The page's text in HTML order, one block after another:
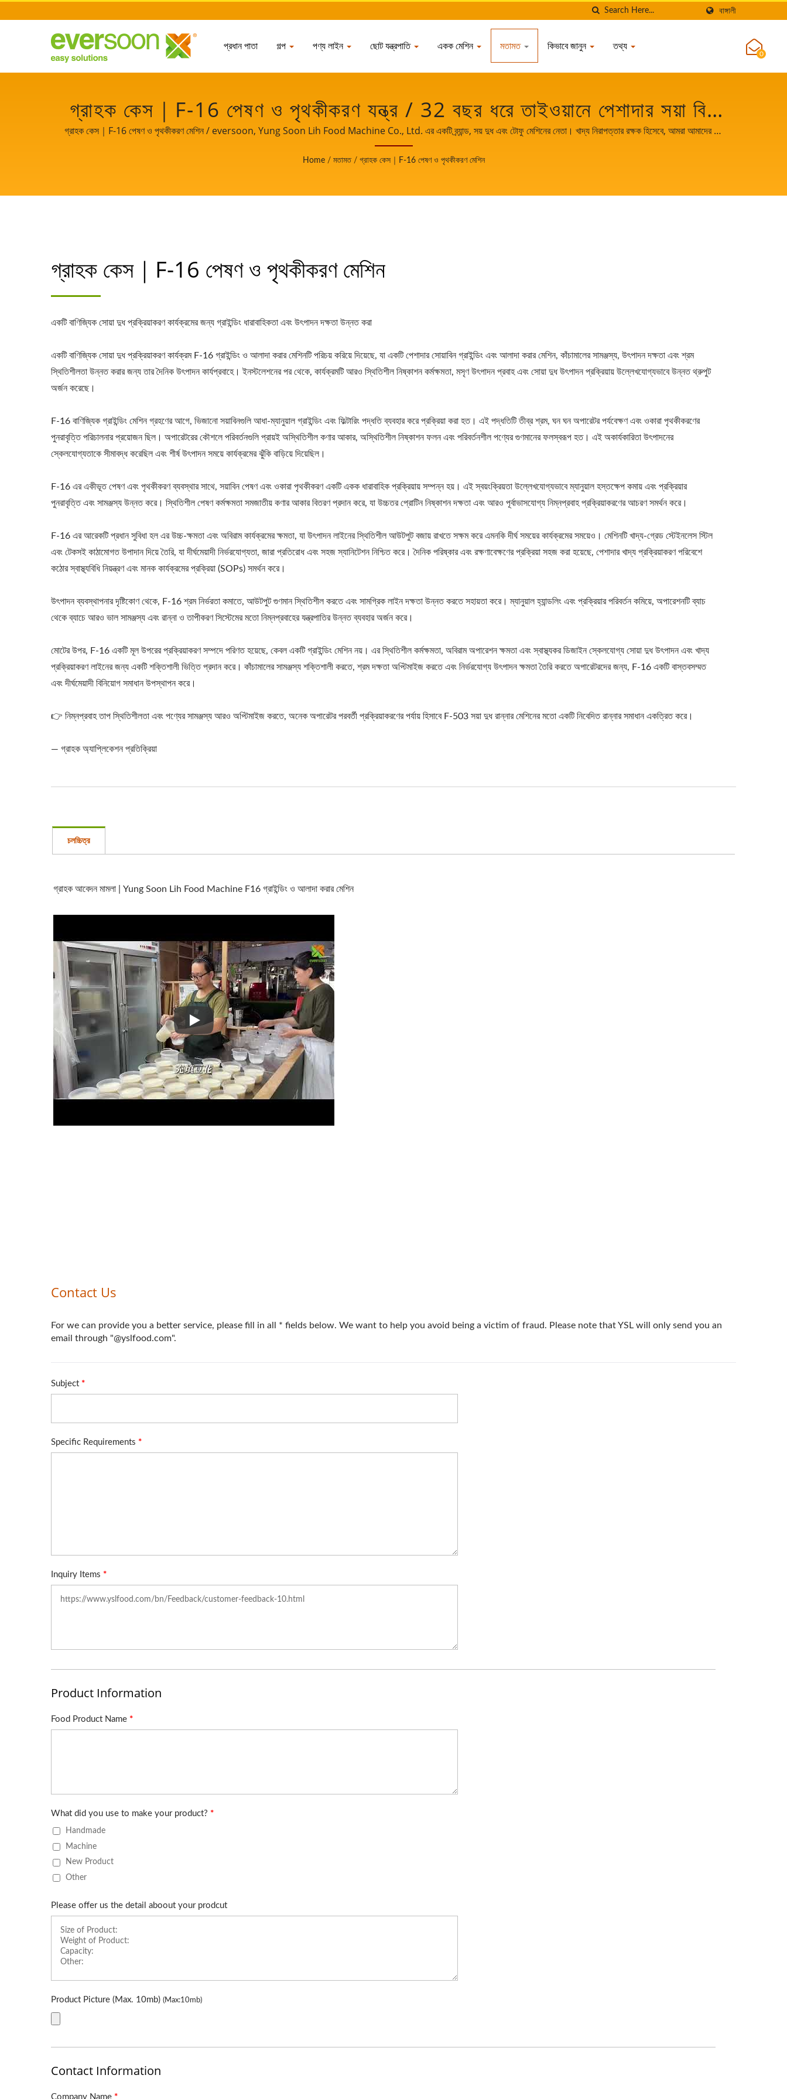
বাঙ্গালী
প্রধান পাতা গল্প পণ্য লাইন ছোট যন্ত্রপাতি একক মেশিন মতামত কিভাবে জানুন তথ্য
0
গ্রাহক কেস｜F-16 পেষণ ও পৃথকীকরণ যন্ত্র / 32 বছর ধরে তাইওয়ানে পেশাদার সয়া বিন
প্রক্রিয়াকরণ যন্ত্র সরবরাহকারী | YUNG SOON LIH FOOD MACHINE CO.,
LTD.
গ্রাহক কেস｜F-16 পেষণ ও পৃথকীকরণ মেশিন / eversoon, Yung Soon Lih Food Machine Co., Ltd. এর একটি ব্র্যান্ড, সয় দুধ এবং টোফু মেশিনের নেতা। খাদ্য নিরাপত্তার রক্ষক হিসেবে, আমরা আমাদের মূল
প্রযুক্তি এবং টোফু উৎপাদনের পেশাদার অভিজ্ঞতা আমাদের বিশ্বব্যাপী গ্রাহকদের সাথে শেয়ার করি। আপনার ব্যবসার বৃদ্ধি এবং সাফল্যের সাক্ষী হতে আমাদের আপনার গুরুত্বপূর্ণ এবং শক্তিশালী অংশীদার হতে দিন।
Home / মতামত / গ্রাহক কেস｜F-16 পেষণ ও পৃথকীকরণ মেশিন
গ্রাহক কেস｜F-16 পেষণ ও পৃথকীকরণ মেশিন
একটি বাণিজ্যিক সোয়া দুধ প্রক্রিয়াকরণ কার্যক্রমের জন্য গ্রাইন্ডিং ধারাবাহিকতা এবং উৎপাদন দক্ষতা উন্নত করা
একটি বাণিজ্যিক সোয়া দুধ প্রক্রিয়াকরণ কার্যক্রম F-16 গ্রাইন্ডিং ও আলাদা করার মেশিনটি পরিচয় করিয়ে দিয়েছে, যা একটি পেশাদার সোয়াবিন গ্রাইন্ডিং এবং আলাদা করার মেশিন, কাঁচামালের সামঞ্জস্য, উৎপাদন দক্ষতা এবং শ্রম
স্থিতিশীলতা উন্নত করার জন্য তার দৈনিক উৎপাদন কার্যপ্রবাহে। ইনস্টলেশনের পর থেকে, কার্যক্রমটি আরও স্থিতিশীল নিষ্কাশন কর্মক্ষমতা, মসৃণ উৎপাদন প্রবাহ এবং সোয়া দুধ উৎপাদন প্রক্রিয়ায় উল্লেখযোগ্যভাবে উন্নত থ্রুপুট
অর্জন করেছে।
F-16 বাণিজ্যিক গ্রাইন্ডিং মেশিন গ্রহণের আগে, ভিজানো সয়াবিনগুলি আধা-ম্যানুয়াল গ্রাইন্ডিং এবং ফিল্টারিং পদ্ধতি ব্যবহার করে প্রক্রিয়া করা হত। এই পদ্ধতিটি তীব্র শ্রম, ঘন ঘন অপারেটর পর্যবেক্ষণ এবং ওকারা পৃথকীকরণের
পুনরাবৃত্তি পরিচালনার প্রয়োজন ছিল। অপারেটরের কৌশলে পরিবর্তনগুলি প্রায়ই অস্থিতিশীল কণার আকার, অস্থিতিশীল নিষ্কাশন ফলন এবং পরিবর্তনশীল পণ্যের গুণমানের ফলস্বরূপ হত। এই অকার্যকারিতা উৎপাদনের
স্কেলযোগ্যতাকে সীমাবদ্ধ করেছিল এবং শীর্ষ উৎপাদন সময়ে কার্যক্রমের ঝুঁকি বাড়িয়ে দিয়েছিল।
F-16 এর একীভূত পেষণ এবং পৃথকীকরণ ব্যবস্থার সাথে, সয়াবিন পেষণ এবং ওকারা পৃথকীকরণ একটি একক ধারাবাহিক প্রক্রিয়ায় সম্পন্ন হয়। এই স্বয়ংক্রিয়তা উল্লেখযোগ্যভাবে ম্যানুয়াল হস্তক্ষেপ কমায় এবং প্রক্রিয়ার
পুনরাবৃত্তি এবং সামঞ্জস্য উন্নত করে। স্থিতিশীল পেষণ কর্মক্ষমতা সমজাতীয় কণার আকার বিতরণ প্রদান করে, যা উচ্চতর প্রোটিন নিষ্কাশন দক্ষতা এবং আরও পূর্বাভাসযোগ্য নিম্নপ্রবাহ প্রক্রিয়াকরণের আচরণ সমর্থন করে।
F-16 এর আরেকটি প্রধান সুবিধা হল এর উচ্চ-ক্ষমতা এবং অবিরাম কার্যক্রমের ক্ষমতা, যা উৎপাদন লাইনের স্থিতিশীল আউটপুট বজায় রাখতে সক্ষম করে এমনকি দীর্ঘ সময়ের কার্যক্রমের সময়েও। মেশিনটি খাদ্য-গ্রেড স্টেইনলেস স্টিল
এবং টেকসই কাঠামোগত উপাদান দিয়ে তৈরি, যা দীর্ঘমেয়াদী নির্ভরযোগ্যতা, জারা প্রতিরোধ এবং সহজ স্যানিটেশন নিশ্চিত করে। দৈনিক পরিষ্কার এবং রক্ষণাবেক্ষণের প্রক্রিয়া সহজ করা হয়েছে, পেশাদার খাদ্য প্রক্রিয়াকরণ পরিবেশে
কঠোর স্বাস্থ্যবিধি নিয়ন্ত্রণ এবং মানক কার্যক্রমের প্রক্রিয়া (SOPs) সমর্থন করে।
উৎপাদন ব্যবস্থাপনার দৃষ্টিকোণ থেকে, F-16 শ্রম নির্ভরতা কমাতে, আউটপুট গুণমান স্থিতিশীল করতে এবং সামগ্রিক লাইন দক্ষতা উন্নত করতে সহায়তা করে। ম্যানুয়াল হ্যান্ডলিং এবং প্রক্রিয়ার পরিবর্তন কমিয়ে, অপারেশনটি ব্যাচ
থেকে ব্যাচে আরও ভাল সামঞ্জস্য এবং রান্না ও তাপীকরণ সিস্টেমের মতো নিম্নপ্রবাহের যন্ত্রপাতির উন্নত ব্যবহার অর্জন করে।
মোটের উপর, F-16 একটি মূল উপরের প্রক্রিয়াকরণ সম্পদে পরিণত হয়েছে, কেবল একটি গ্রাইন্ডিং মেশিন নয়। এর স্থিতিশীল কর্মক্ষমতা, অবিরাম অপারেশন ক্ষমতা এবং স্বাস্থ্যকর ডিজাইন স্কেলযোগ্য সোয়া দুধ উৎপাদন এবং খাদ্য
প্রক্রিয়াকরণ লাইনের জন্য একটি শক্তিশালী ভিত্তি প্রদান করে। কাঁচামালের সামঞ্জস্য শক্তিশালী করতে, শ্রম দক্ষতা অপ্টিমাইজ করতে এবং নির্ভরযোগ্য উৎপাদন ক্ষমতা তৈরি করতে অপারেটরদের জন্য, F-16 একটি বাস্তবসম্মত
এবং দীর্ঘমেয়াদী বিনিয়োগ সমাধান উপস্থাপন করে।
👉 নিম্নপ্রবাহ তাপ স্থিতিশীলতা এবং পণ্যের সামঞ্জস্য আরও অপ্টিমাইজ করতে, অনেক অপারেটর পরবর্তী প্রক্রিয়াকরণের পর্যায় হিসাবে F-503 সয়া দুধ রান্নার মেশিনের মতো একটি নিবেদিত রান্নার সমাধান একত্রিত করে।
— গ্রাহক অ্যাপ্লিকেশন প্রতিক্রিয়া
চলচ্চিত্র
গ্রাহক আবেদন মামলা | Yung Soon Lih Food Machine F16 গ্রাইন্ডিং ও আলাদা করার মেশিন
গ্রাহক আবেদন মামলা | Yung Soon Lih Food Machine F16 গ্রাইন্ডিং ও আলাদা করার মেশিন